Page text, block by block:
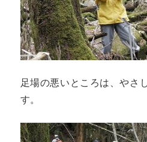
足場の悪いところは、やさ
す。